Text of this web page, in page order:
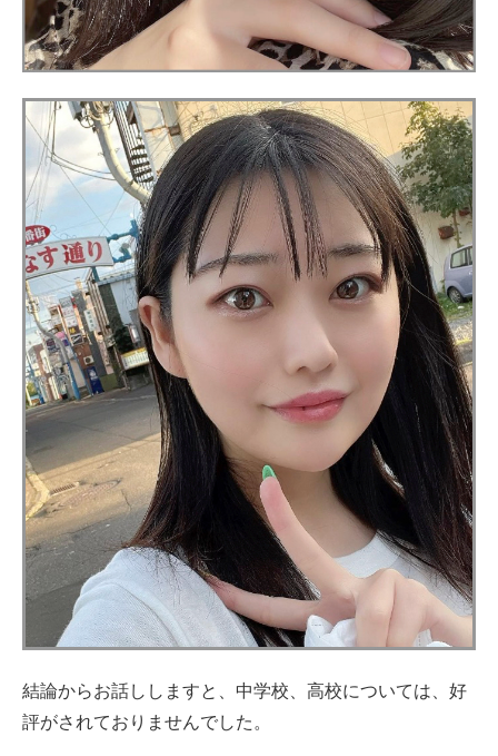
結論からお話ししますと、中学校、高校については、好
評がされておりませんでした。